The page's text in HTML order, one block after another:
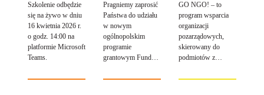
promocyjną.
Szkolenie odbędzie
się na żywo w dniu
16 kwietnia 2026 r.
o godz. 14:00 na
platformie Microsoft
Teams.
„ORLEN Więcej
ciepła”
Pragniemy zaprosić
Państwa do udziału
w nowym
ogólnopolskim
programie
grantowym Fundacji
Pomorza „ORLEN
GO NGO! – to
program wsparcia
organizacji
pozarządowych,
skierowany do
podmiotów z
również z Krosna i